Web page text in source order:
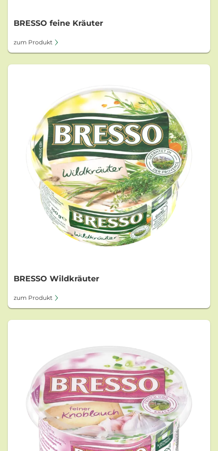
BRESSO feine Kräuter
zum Produkt
BRESSO Wildkräuter
zum Produkt